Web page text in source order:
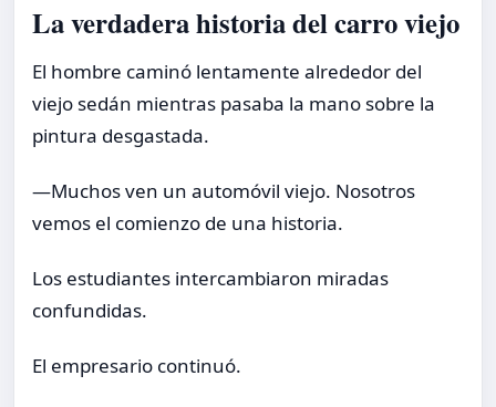
La verdadera historia del carro viejo
El hombre caminó lentamente alrededor del
viejo sedán mientras pasaba la mano sobre la
pintura desgastada.
—Muchos ven un automóvil viejo. Nosotros
vemos el comienzo de una historia.
Los estudiantes intercambiaron miradas
confundidas.
El empresario continuó.